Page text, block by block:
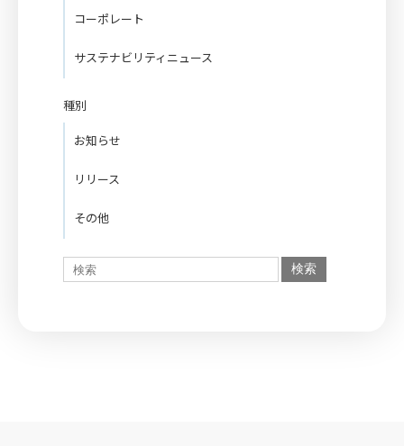
コーポレート
サステナビリティニュース
種別
お知らせ
リリース
その他